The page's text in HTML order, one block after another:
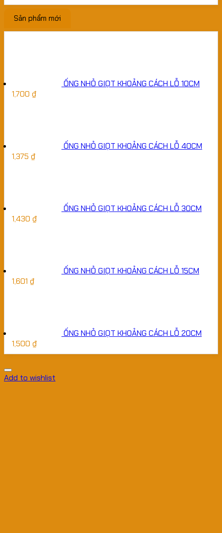
Sản phẩm mới
ỐNG NHỎ GIỌT KHOẢNG CÁCH LỖ 10CM
1,700 ₫
ỐNG NHỎ GIỌT KHOẢNG CÁCH LỖ 40CM
1,375 ₫
ỐNG NHỎ GIỌT KHOẢNG CÁCH LỖ 30CM
1,430 ₫
ỐNG NHỎ GIỌT KHOẢNG CÁCH LỖ 15CM
1,601 ₫
ỐNG NHỎ GIỌT KHOẢNG CÁCH LỖ 20CM
1,500 ₫
Add to wishlist